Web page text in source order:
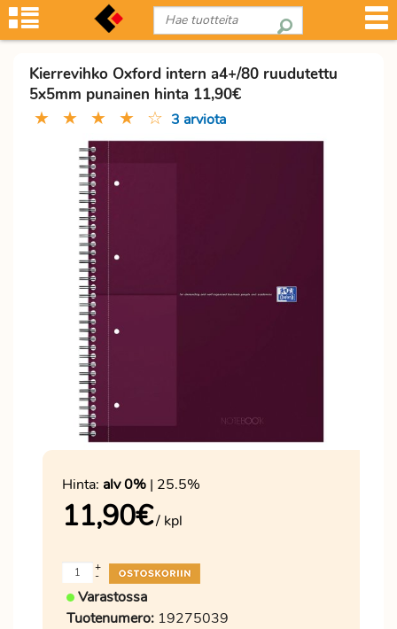
Kierrevihko Oxford intern a4+/80 ruudutettu
5x5mm punainen hinta 11,90€
★ ★ ★ ★ ☆ 3 arviota
Hinta: alv 0% | 25.5%
11,90€/ kpl
-
+
Varastossa
Tuotenumero: 19275039